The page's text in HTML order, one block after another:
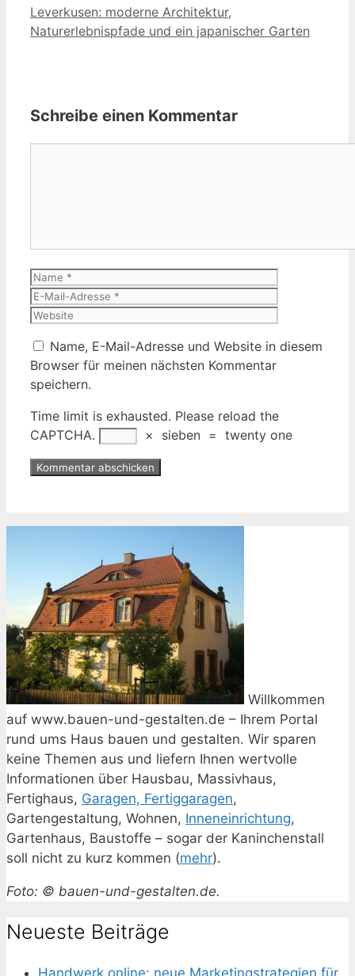
Leverkusen: moderne Architektur,
Naturerlebnispfade und ein japanischer Garten
Schreibe einen Kommentar
Name
Name, E-Mail-Adresse und Website in diesem
Browser für meinen nächsten Kommentar
speichern.
Time limit is exhausted. Please reload the
CAPTCHA.
× sieben = twenty one
Willkommen
auf www.bauen-und-gestalten.de – Ihrem Portal
rund ums Haus bauen und gestalten. Wir sparen
keine Themen aus und liefern Ihnen wertvolle
Informationen über Hausbau, Massivhaus,
Fertighaus, Garagen, Fertiggaragen,
Gartengestaltung, Wohnen, Inneneinrichtung,
Gartenhaus, Baustoffe – sogar der Kaninchenstall
soll nicht zu kurz kommen (mehr).
Foto: © bauen-und-gestalten.de.
Neueste Beiträge